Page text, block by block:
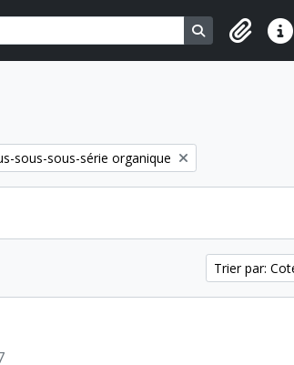
Search in
filter:
sous-sous-série organique
Trier par: